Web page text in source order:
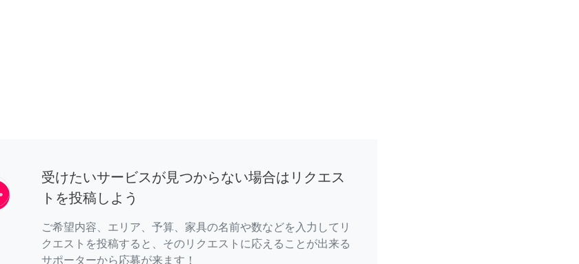
受けたいサービスが見つからない場合はリクエス
トを投稿しよう
ご希望内容、エリア、予算、家具の名前や数などを入力してリ
クエストを投稿すると、そのリクエストに応えることが出来る
サポーターから応募が来ます！